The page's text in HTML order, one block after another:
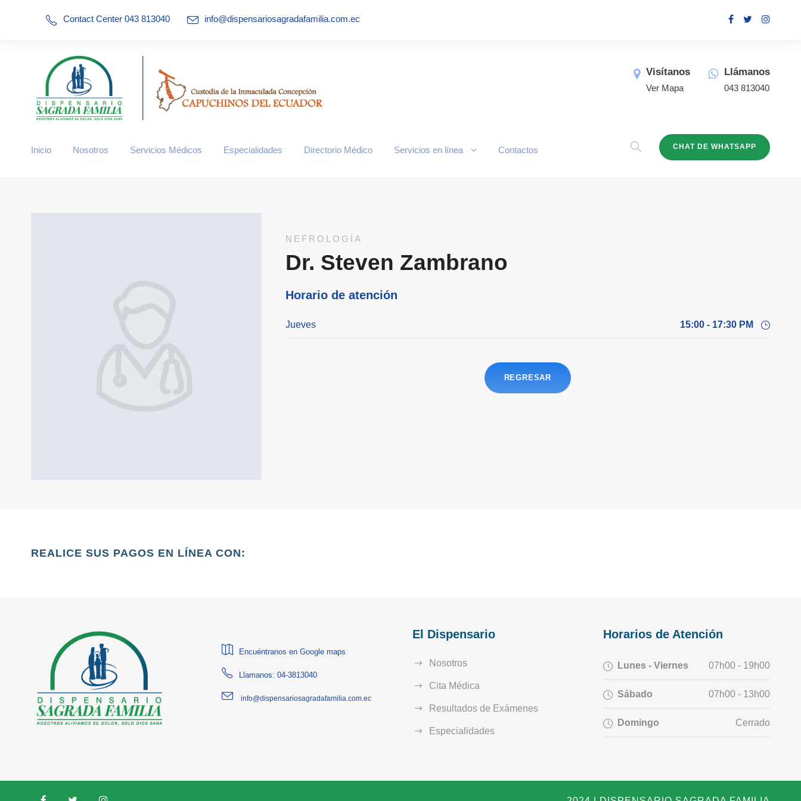
Contact Center 043 813040 info@dispensariosagradafamilia.com.ec
Visítanos
Ver Mapa
Llámanos
043 813040
Inicio Nosotros Servicios Médicos Especialidades Directorio Médico Servicios en línea Contactos CHAT DE WHATSAPP
NEFROLOGÍA
Dr. Steven Zambrano
Horario de atención
Jueves 15:00 - 17:30 PM
REGRESAR
REALICE SUS PAGOS EN LÍNEA CON:
site/uploads/dispensario-medico-en-guayaquil/pagos-con-tarjeta.jpg
Encuéntranos en Google maps
Llamanos: 04-3813040
info@dispensariosagradafamilia.com.ec
El Dispensario
Nosotros
Cita Médica
Resultados de Exámenes
Especialidades
Horarios de Atención
Lunes - Viernes 07h00 - 19h00
Sábado 07h00 - 13h00
Domingo Cerrado